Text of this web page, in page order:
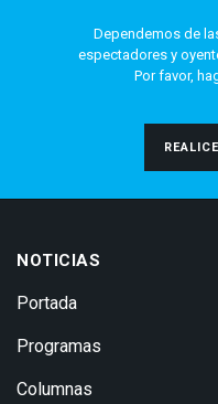
Dependemos de
espectadores y
Por favor,
NOTICIAS
Portada
Programas
Columnas